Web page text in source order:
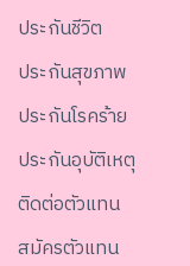
ประกันชีวิต
ประกันสุขภาพ
ประกันโรคร้าย
ประกันอุบัติเหตุ
ติดต่อตัวแทน
สมัครตัวแทน